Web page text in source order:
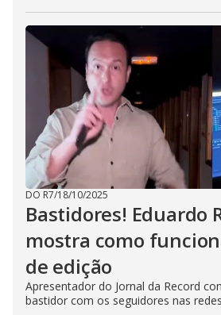
DO R7/18/10/2025
Bastidores! Eduardo
mostra como
de edição
Apresentador do Jornal da Record
bastidor com os seguidores nas